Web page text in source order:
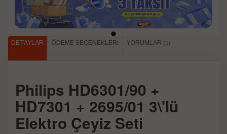
DETAYLAR ÖDEME SEÇENEKLERI YORUMLAR (0)
Philips HD6301/90 +
HD7301 + 2695/01 3\'lü
Elektro Çeyiz Seti